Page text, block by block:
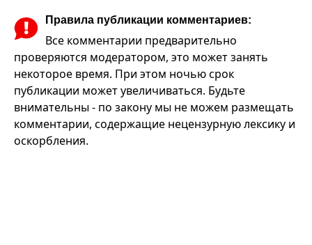
Правила публикации комментариев:
Все комментарии предварительно
проверяются модератором, это может занять
некоторое время. При этом ночью срок
публикации может увеличиваться. Будьте
внимательны - по закону мы не можем размещать
комментарии, содержащие нецензурную лексику и
оскорбления.